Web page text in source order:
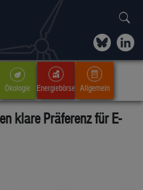
Ökologie Energiebörse Allgemein
klare Präferenz für E-